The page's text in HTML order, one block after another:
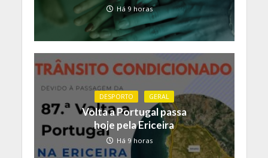
Há 9 horas
DESPORTO GERAL
Volta a Portugal passa
hoje pela Ericeira
Há 9 horas